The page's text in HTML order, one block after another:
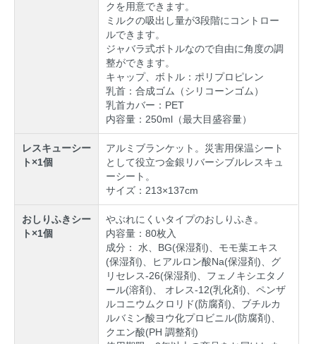
クを用意できます。
ミルクの吸出し量が3段階にコントロー
ルできます。
ジャバラ式ボトルなので自由に角度の調
整ができます。
キャップ、ボトル：ポリプロピレン
乳首：合成ゴム（シリコーンゴム）
乳首カバー：PET
内容量：250ml（最大目盛容量）
レスキューシー
ト×1個
アルミブランケット。災害用保温シート
として役立つ金銀リバーシブルレスキュ
ーシート。
サイズ：213×137cm
おしりふきシー
ト×1個
やぶれにくいタイプのおしりふき。
内容量：80枚入
成分： 水、BG(保湿剤)、モモ葉エキス
(保湿剤)、ヒアルロン酸Na(保湿剤)、グ
リセレス-26(保湿剤)、フェノキシエタノ
ール(溶剤)、 オレス-12(乳化剤)、ペンザ
ルコニウムクロリド(防腐剤)、ブチルカ
ルバミン酸ヨウ化プロビニル(防腐剤)、
クエン酸(PH 調整剤)